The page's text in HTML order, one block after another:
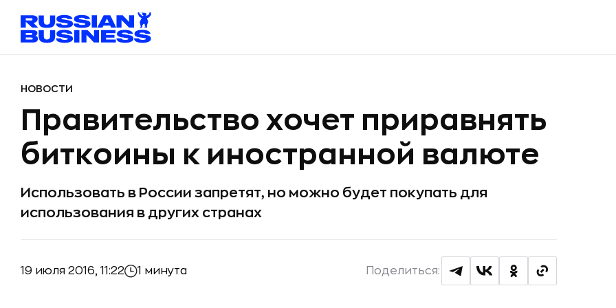
НОВОСТИ
Правительство хочет приравнять
биткоины к иностранной валюте
Использовать в России запретят, но можно будет покупать для
использования в других странах
19 июля 2016, 11:22 1 минута Поделиться: